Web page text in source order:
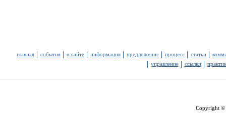
главная события о сайте информация предложение процесс статьи
управление
ссылки
Copyright ©